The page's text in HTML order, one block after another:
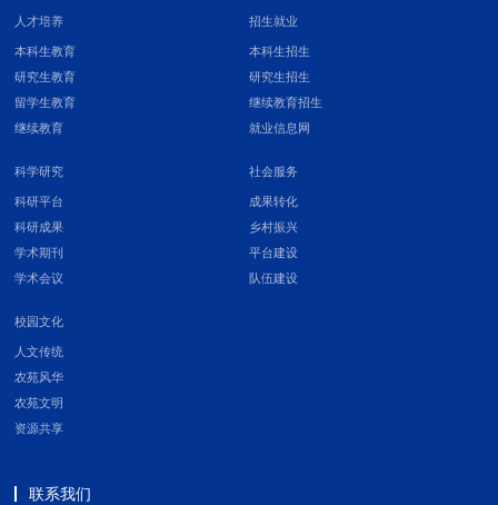
人才培养
本科生教育
研究生教育
留学生教育
继续教育
招生就业
本科生招生
研究生招生
继续教育招生
就业信息网
科学研究
科研平台
科研成果
学术期刊
学术会议
社会服务
成果转化
乡村振兴
平台建设
队伍建设
校园文化
人文传统
农苑风华
农苑文明
资源共享
联系我们